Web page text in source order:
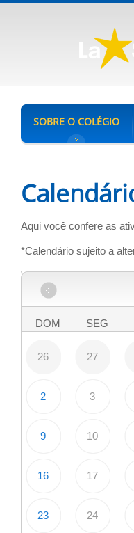
SOBRE O COLÉGIO
Aqui você confere as
*Calendário sujeito a
DOM SEG
26 27
2 3
9 10
16 17
23 24